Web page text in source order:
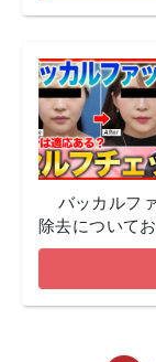
バッカルフ
除去について